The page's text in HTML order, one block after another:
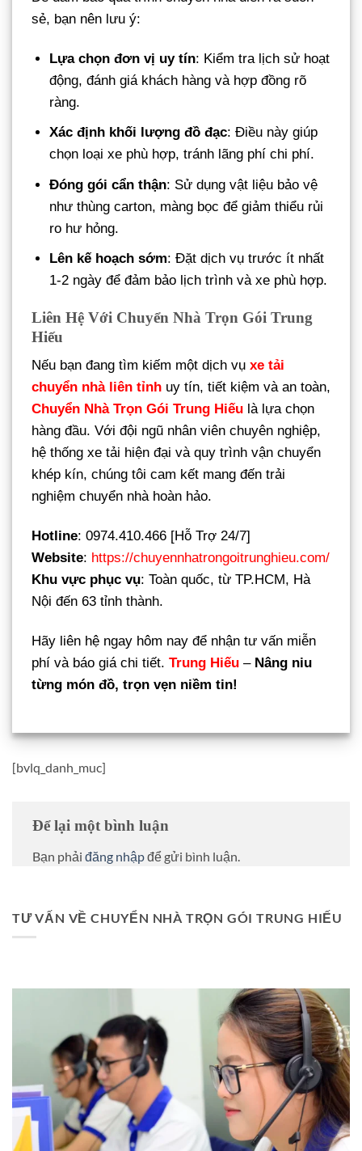
sẻ, bạn nên lưu ý:
Lựa chọn đơn vị uy tín: Kiểm tra lịch sử hoạt
động, đánh giá khách hàng và hợp đồng rõ
ràng.
Xác định khối lượng đồ đạc: Điều này giúp
chọn loại xe phù hợp, tránh lãng phí chi phí.
Đóng gói cẩn thận: Sử dụng vật liệu bảo vệ
như thùng carton, màng bọc để giảm thiểu rủi
ro hư hỏng.
Lên kế hoạch sớm: Đặt dịch vụ trước ít nhất
1-2 ngày để đảm bảo lịch trình và xe phù hợp.
Liên Hệ Với Chuyển Nhà Trọn Gói Trung
Hiếu
Nếu bạn đang tìm kiếm một dịch vụ xe tải
chuyển nhà liên tỉnh uy tín, tiết kiệm và an toàn,
Chuyển Nhà Trọn Gói Trung Hiếu là lựa chọn
hàng đầu. Với đội ngũ nhân viên chuyên nghiệp,
hệ thống xe tải hiện đại và quy trình vận chuyển
khép kín, chúng tôi cam kết mang đến trải
nghiệm chuyển nhà hoàn hảo.
Hotline: 0974.410.466 [Hỗ Trợ 24/7]
Website: https://chuyennhatrongoitrunghieu.com/
Khu vực phục vụ: Toàn quốc, từ TP.HCM, Hà
Nội đến 63 tỉnh thành.
Hãy liên hệ ngay hôm nay để nhận tư vấn miễn
phí và báo giá chi tiết. Trung Hiếu – Nâng niu
từng món đồ, trọn vẹn niềm tin!
[bvlq_danh_muc]
Để lại một bình luận
Bạn phải đăng nhậpđể gửi bình luận.
TƯ VẤN VỀ CHUYỂN NHÀ TRỌN GÓI TRUNG HIẾU